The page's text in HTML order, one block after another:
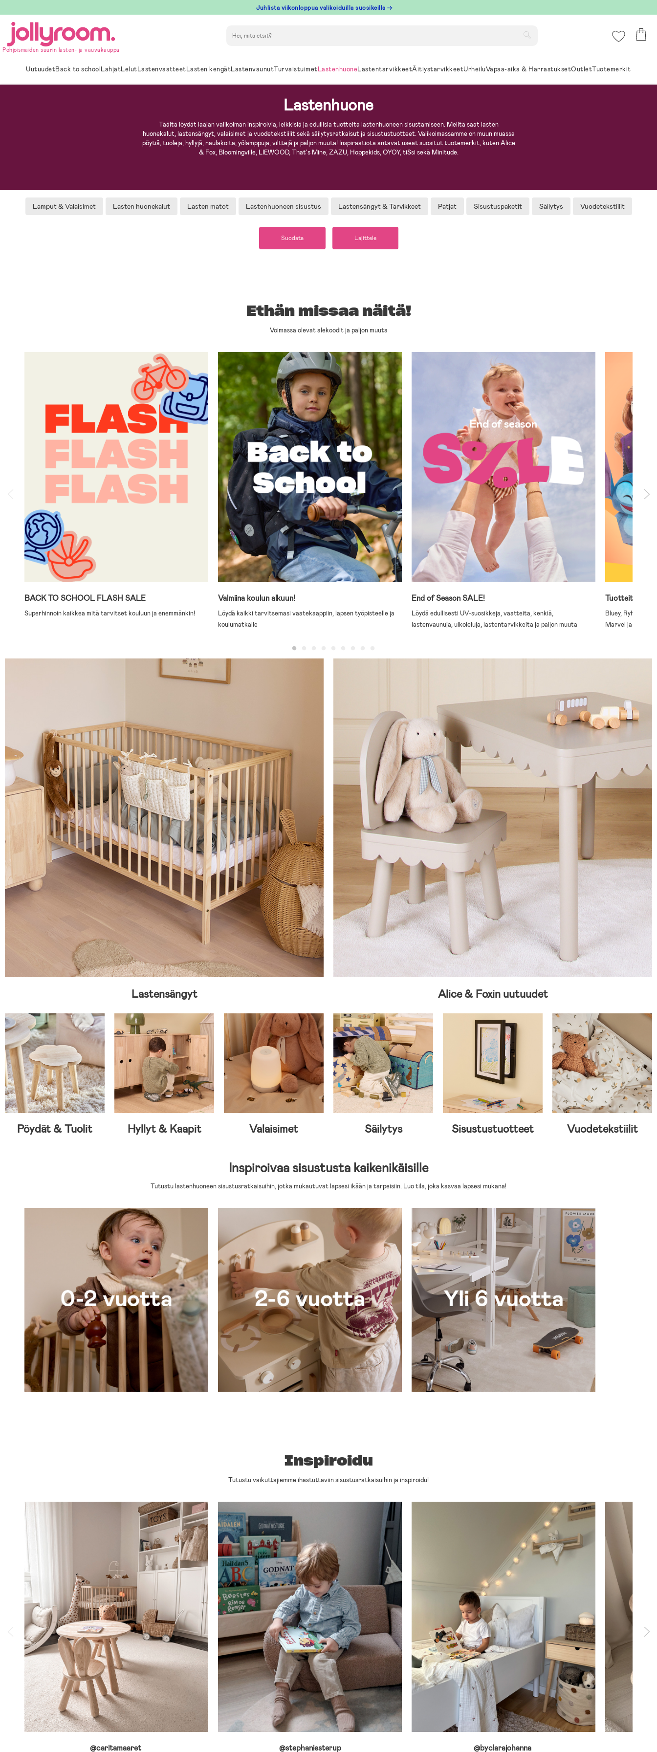
till
innehållet
Juhlista viikonloppua valikoiduilla suosikeilla →
Pohjoismaiden suurin lasten- ja vauvakauppa
UutuudetBack to schoolLahjatLelutLastenvaatteetLasten kengätLastenvaunutTurvaistuimetLastenhuoneLastentarvikkeetÄitiystarvikkeetUrheiluVapaa-aika & HarrastuksetOutletTuotemerkit
Lastenhuone
Täältä löydät laajan valikoiman inspiroivia, leikkisiä ja edullisia tuotteita lastenhuoneen sisustamiseen. Meiltä saat lasten
huonekalut, lastensängyt, valaisimet ja vuodetekstiilit sekä säilytysratkaisut ja sisustustuotteet. Valikoimassamme on muun muassa
pöytiä, tuoleja, hyllyjä, naulakoita, yölamppuja, vilttejä ja paljon muuta! Inspiraatiota antavat useat suositut tuotemerkit, kuten Alice
& Fox, Bloomingville, LIEWOOD, That's Mine, ZAZU, Hoppekids, OYOY, tiSsi sekä Minitude.
Lamput & Valaisimet Lasten huonekalut Lasten matot Lastenhuoneen sisustus Lastensängyt & Tarvikkeet Patjat Sisustuspaketit Säilytys Vuodetekstiilit
Suodata Lajittele
Ethän missaa näitä!
Voimassa olevat alekoodit ja paljon muuta
BACK TO SCHOOL FLASH SALE
Superhinnoin kaikkea mitä tarvitset kouluun ja enemmänkin!
Valmiina koulun alkuun!
Löydä kaikki tarvitsemasi vaatekaappiin, lapsen työpisteelle ja
koulumatkalle
End of Season SALE!
Löydä edullisesti UV-suosikkeja, vaatteita, kenkiä,
lastenvaunuja, ulkoleluja, lastentarvikkeita ja paljon muuta
Tuotteita
Bluey, Ryhmä
Marvel ja paljon
Lastensängyt Alice & Foxin uutuudet
Pöydät & Tuolit Hyllyt & Kaapit Valaisimet Säilytys Sisustustuotteet Vuodetekstiilit
Inspiroivaa sisustusta kaikenikäisille
Tutustu lastenhuoneen sisustusratkaisuihin, jotka mukautuvat lapsesi ikään ja tarpeisiin. Luo tila, joka kasvaa lapsesi mukana!
Inspiroidu
Tutustu vaikuttajiemme ihastuttaviin sisustusratkaisuihin ja inspiroidu!
@caritamaaret @stephaniesterup @byclarajohanna